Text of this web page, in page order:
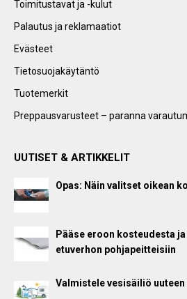
Toimitustavat ja -kulut
Palautus ja reklamaatiot
Evästeet
Tietosuojakäytäntö
Tuotemerkit
Preppausvarusteet – paranna
UUTISET & ARTIKKELIT
Opas: Näin valitset oikean
Pääse eroon kosteudesta
etuverhon pohjapeitteisiin
Valmistele vesisäiliö